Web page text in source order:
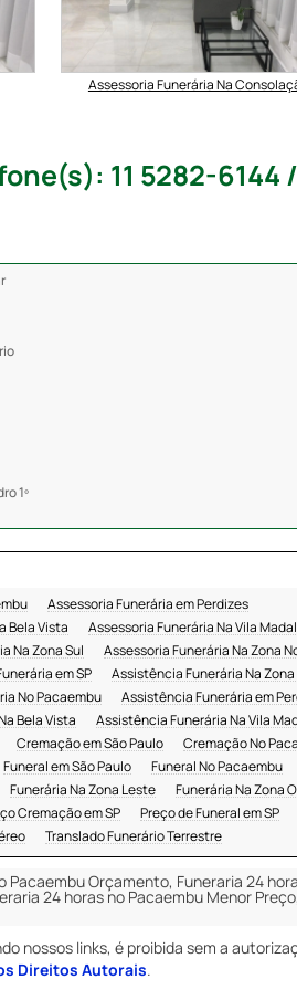
Assessoria Funerária Na
11 5282-6144 /
1º
Assessoria Funerária em Perdizes
Bela Vista
Assessoria Funerária Na Vila
Na Zona Sul
Assessoria Funerária Na Zona
em SP
Assistência Funerária Na
No Pacaembu
Assistência Funerária em
Bela Vista
Assistência Funerária Na Vila
Cremação em São Paulo
Cremação No
Funeral em São Paulo
Funeral No Pacaembu
Funerária Na Zona Leste
Funerária Na Zona
Cremação em SP
Preço de Funeral em SP
Translado Funerário Terrestre
Pacaembu Orçamento, Funeraria 24
24 horas no Pacaembu Menor Preço,
nossos links, é proibida sem a
Direitos Autorais.